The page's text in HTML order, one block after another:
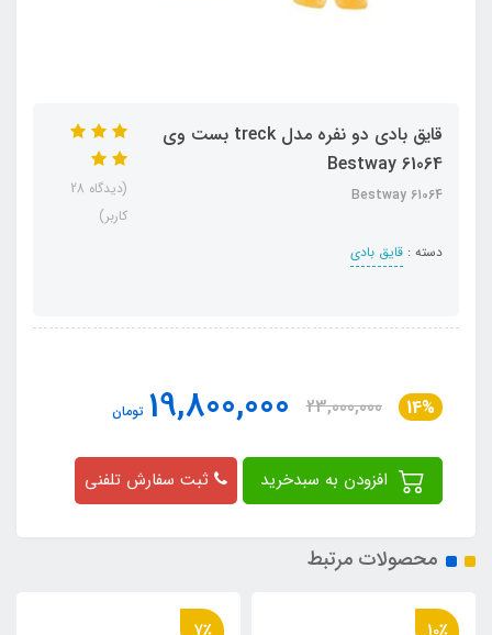
قایق بادی دو نفره مدل treck بست وی
Bestway 61064
Bestway 61064
دسته : قایق بادی
(دیدگاه 28
کاربر)
14%
23,000,000
19,800,000 تومان
ثبت سفارش تلفنی
محصولات مرتبط